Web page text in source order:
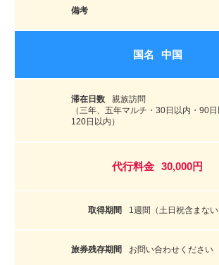
中国
親族訪問
（三年、五年マルチ・30日以内・90日
120日以内）
30,000円
1週間（土日祝含まない
お問い合わせください